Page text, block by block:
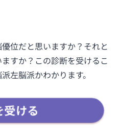
位だと思いますか？それと
すか？この診断を受けるこ
左脳派かわかります。
ける